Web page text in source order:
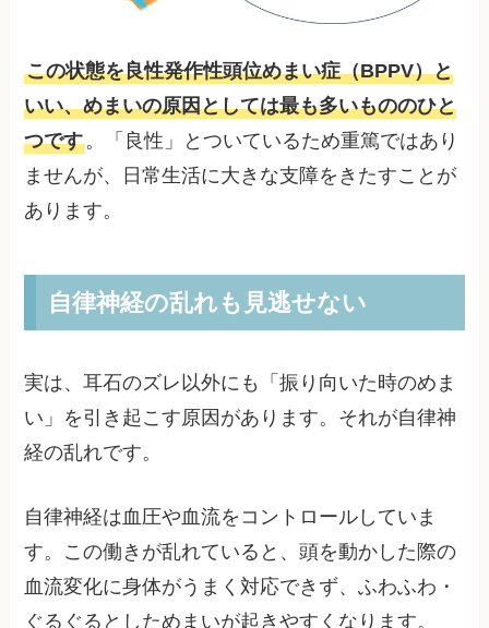
この状態を良性発作性頭位めまい症（BPPV）と
いい、めまいの原因としては最も多いもののひと
つです。「良性」とついているため重篤ではあり
ませんが、日常生活に大きな支障をきたすことが
あります。
自律神経の乱れも見逃せない
実は、耳石のズレ以外にも「振り向いた時のめま
い」を引き起こす原因があります。それが自律神
経の乱れです。
自律神経は血圧や血流をコントロールしていま
す。この働きが乱れていると、頭を動かした際の
血流変化に身体がうまく対応できず、ふわふわ・
ぐるぐるとしためまいが起きやすくなります。